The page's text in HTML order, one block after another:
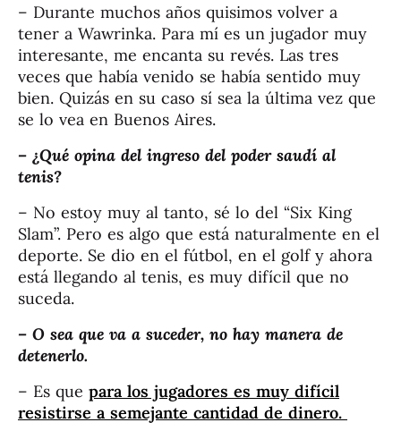
– Durante muchos años quisimos volver a
tener a Wawrinka. Para mí es un jugador muy
interesante, me encanta su revés. Las tres
veces que había venido se había sentido muy
bien. Quizás en su caso sí sea la última vez que
se lo vea en Buenos Aires.
– ¿Qué opina del ingreso del poder saudí al
tenis?
– No estoy muy al tanto, sé lo del “Six King
Slam”. Pero es algo que está naturalmente en el
deporte. Se dio en el fútbol, en el golf y ahora
está llegando al tenis, es muy difícil que no
suceda.
– O sea que va a suceder, no hay manera de
detenerlo.
– Es que para los jugadores es muy difícil
resistirse a semejante cantidad de dinero.